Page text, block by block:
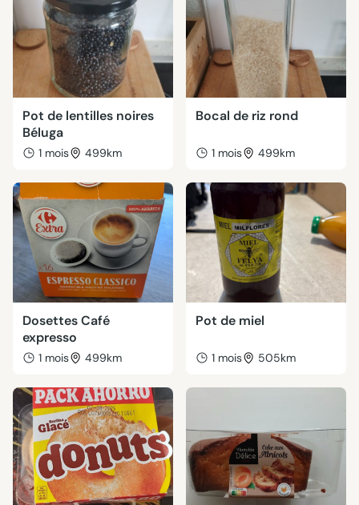
Pot de lentilles noires
Béluga
1 mois 499km
Bocal de riz rond
1 mois 499km
Dosettes Café
expresso
1 mois 499km
Pot de miel
1 mois 505km